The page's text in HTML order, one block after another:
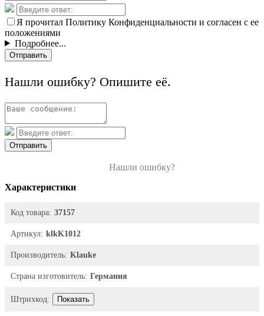
Я прочитал Политику Конфиденциальности и согласен с ее
положениями
Подробнее...
Отправить
Нашли ошибку? Опишите её.
Отправить
Нашли ошибку?
Характеристики
Код товара: 37157
Артикул: klkK1012
Производитель: Klauke
Страна изготовитель: Германия
Штрихкод: Показать